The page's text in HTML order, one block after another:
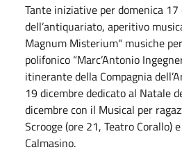
Tante iniziative per domenica
dell’antiquariato, aperitivo
Magnum Misterium" musiche
polifonico “Marc’Antonio
itinerante della Compagnia
19 dicembre dedicato al Natale
dicembre con il Musical per
Scrooge (ore 21, Teatro Corallo)
Calmasino.